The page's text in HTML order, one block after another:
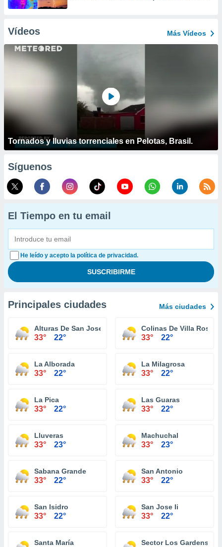
Vídeos Más Vídeos
Tornados y lluvias torrenciales en Pelotas, Brasil.
Síguenos
El Tiempo en tu email
He leído y acepto la política de privacidad.
Principales ciudades Más ciudades
Alturas De San Jose
33° 22°
Colinas De Villa Rosa
33° 22°
La Alborada
33° 22°
La Milagrosa
33° 22°
La Pica
33° 22°
Las Guaras
33° 22°
Lluveras
33° 23°
Machuchal
33° 23°
Sabana Grande
33° 22°
San Antonio
33° 22°
San Isidro
33° 22°
San Jose Ii
33° 22°
Santa María Sector Los Gardens